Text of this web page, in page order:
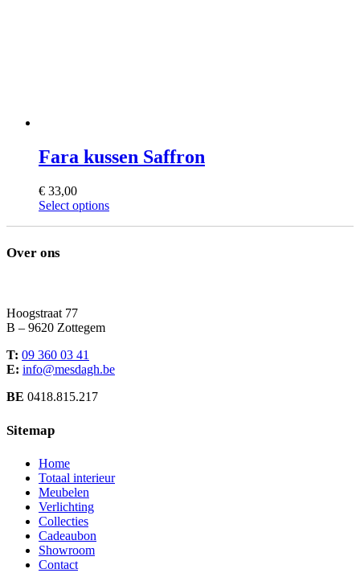
Fara kussen Saffron
€ 33,00
Select optionsThis
product
Over ons
Hoogstraat 77
B – 9620 Zottegem
T: 09 360 03 41
E: info@mesdagh.be
BE 0418.815.217
Sitemap
Home
Totaal interieur
Meubelen
Verlichting
Collecties
Cadeaubon
Showroom
Contact